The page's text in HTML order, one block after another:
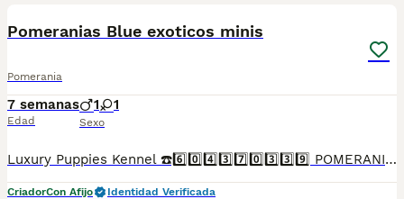
Pomeranias Blue exoticos minis
Pomerania
7 semanas
Edad
1 1
Sexo
Luxury Puppies Kennel ☎️6️⃣0️⃣4️⃣3️⃣7️⃣0️⃣3️⃣3️⃣9️⃣ POMERANIA PURA RAZA OJOS AZULES EXOTICOS EXCLUSIVOS Somos centro canino y asesores caninos .PROFESIONALES 🤝. Todos nuestros cachorros se entregan con contrato y garantías . Luxury Puppies Kennel: Todos nuestros cachorros se entregan con contrato y previa reserva , siempre con garantías víricas y congenitas . Se entregan revisado veterinario * Contrato ,garantías víricas y congénitas 📝 * Cartilla sanitaria 🪪 * Vacunas al día .💉 * Revisión veterinaria 📋 *Informe previo a la entrega por el veterinario y exploración completa de tu cachorro ⛑️ que incluye : ✓collar cachorro 🐕 ✓ correa cachorro .🐕 ✓ juguete cachorro 🐕 correa y collar y jueguete ✓ pasaporte a nombre del nuevo propietario.📘 ✓ chip identificativo. 🏷️ ✓ Bolsa de pienso Tenemos también otras razas .Lulú pomerania ,bichón maltés coreano ,yorshire terrier ,chihuahua,caniches toy y enanos maltipoo apricot . Te buscamos tú cachorro por encargo .Haz tú reserva Pide tu cita📩 en el 604370339 Y dejanos tu contacto ☎️precios desde...Luxury Puppies Kennel ☎️6️⃣0️⃣4️⃣3️⃣7️⃣0️⃣3️⃣3️⃣9️⃣ Somos centro canino y asesores caninos .PROFESIONALES 🤝. Todos nuestros cachorros se entregan con contrato y garantías . Luxury Puppies Kennel: Todos nuestros cachorros se entregan con contrato y previa reserva , siempre con garantías víricas y congenitas . Se entregan revisado veterinario * Contrato ,garantías víricas y congénitas 📝 * Cartilla sanitaria 🪪 * Vacunas al día .💉 * Revisión veterinaria 📋 *Informe previo a la entrega por el veterinario y exploración completa de tu cachorro ⛑️ que incluye : ✓collar cachorro 🐕 ✓ correa cachorro .🐕 ✓ juguete cachorro 🐕 correa y collar y jueguete ✓ pasaporte a nombre del nuevo propietario.📘 ✓ chip identificativo. 🏷️ ✓ Bolsa de pienso Tenemos también otras razas .Lulú pomerania ,bichón maltés coreano ,yorshire terrier ,chihuahua,caniches toy y enanos maltipoo apricot . Te buscamos tú cachorro por encargo .Haz tú reserva Pide tu cita📩 en el 604370339 Y dejanos tu contacto ☎️precios desde...
CriadorCon Afijo
Identidad Verificada